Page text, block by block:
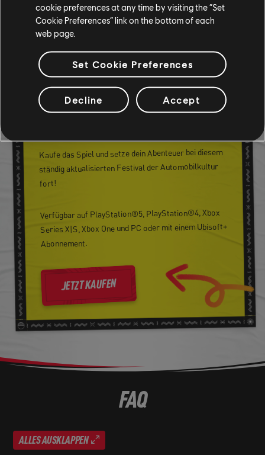
KAUFE DAS SPIEL UND
SETZE DEIN ABENTEUER
Kaufe das Spiel und setze dein Abenteuer bei diesem
ständig aktualisierten Festival der Automobilkultur
fort!
Verfügbar auf PlayStation®5, PlayStation®4, Xbox
Series X|S, Xbox One und PC oder mit einem Ubisoft+
Abonnement.
JETZT KAUFEN
FAQ
ALLES AUSKLAPPEN
cookie preferences at any time by visiting the “Set
Cookie Preferences” link on the bottom of each
web page.
Set Cookie Preferences
Decline Accept